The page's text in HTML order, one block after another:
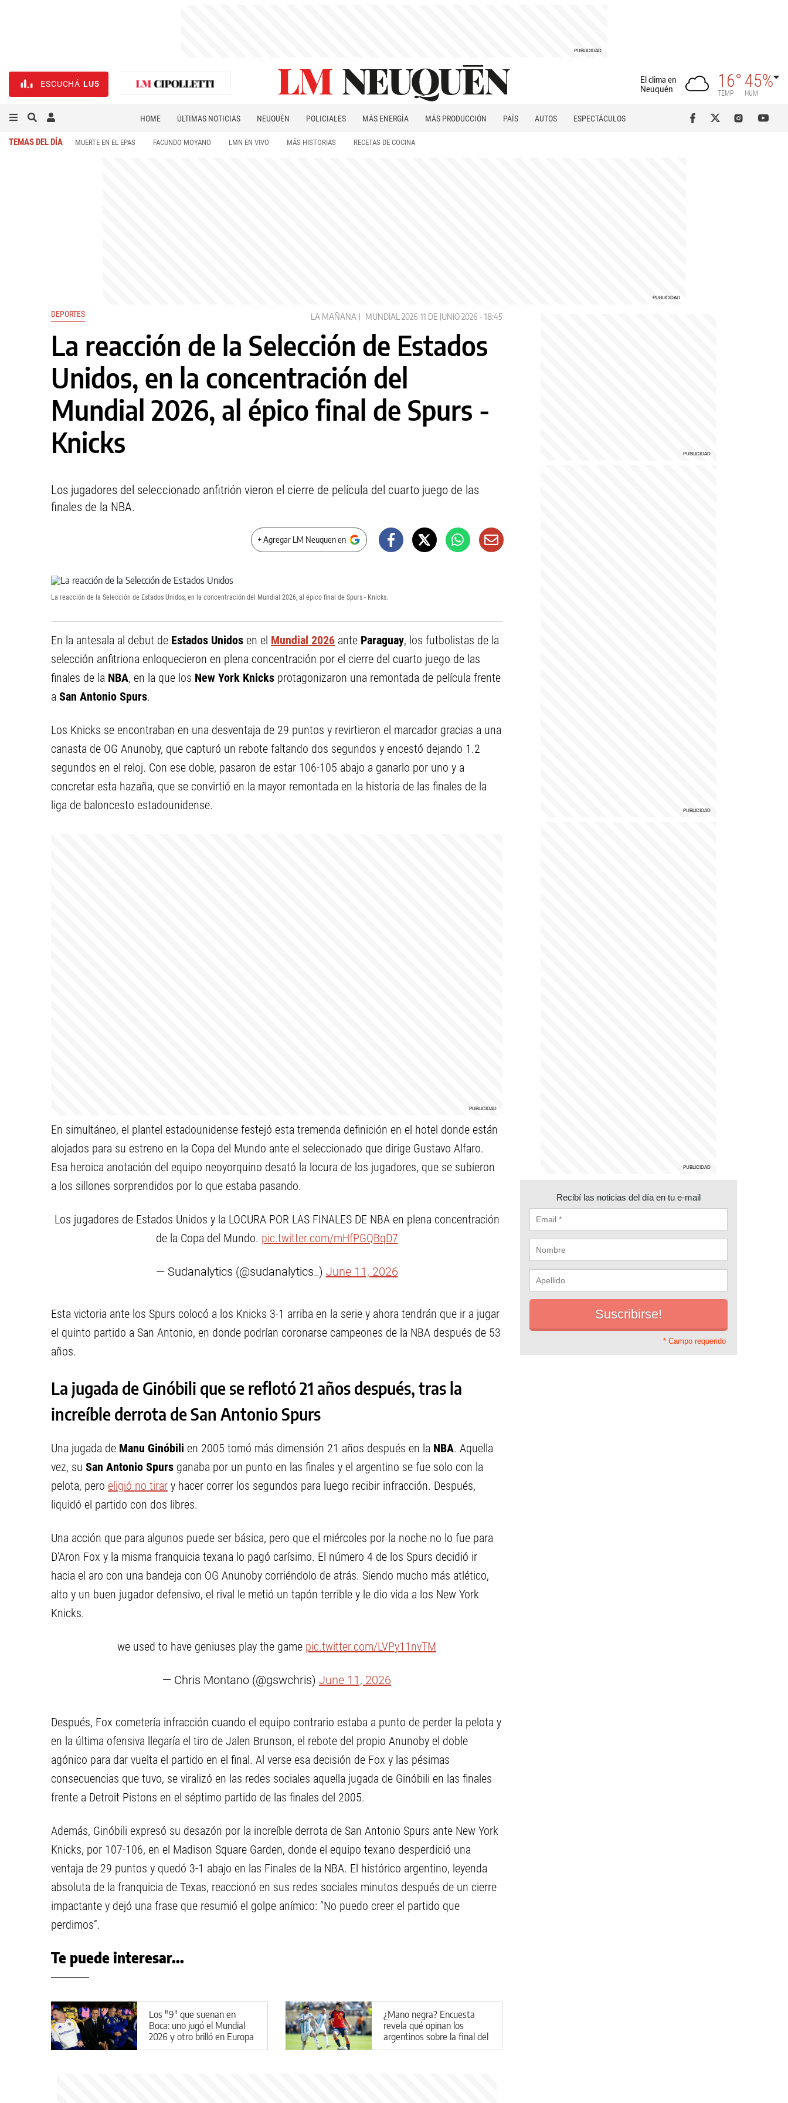
ESCUCHÁ LU5
El clima en
Neuquén
16°
TEMP
45%
HUM
HOME ÚLTIMAS NOTICIAS NEUQUÉN POLICIALES MÁS ENERGÍA MÁS PRODUCCIÓN PAÍS AUTOS
ESPECTÁCULOS
TEMAS DEL DÍA MUERTE EN EL EPAS FACUNDO MOYANO LMN EN VIVO MÁS HISTORIAS RECETAS DE COCINA
DEPORTES LA MAÑANA MUNDIAL 2026 11 DE JUNIO 2026 - 18:45
La reacción de la Selección de Estados
Unidos, en la concentración del
Mundial 2026, al épico final de Spurs -
Knicks
Los jugadores del seleccionado anfitrión vieron el cierre de película del cuarto juego de las
finales de la NBA.
+ Agregar LM Neuquen en
La reacción de la Selección de Estados Unidos, en la concentración del Mundial 2026, al épico final de Spurs - Knicks.
En la antesala al debut de Estados Unidos en el Mundial 2026 ante Paraguay, los futbolistas de la
selección anfitriona enloquecieron en plena concentración por el cierre del cuarto juego de las
finales de la NBA, en la que los New York Knicks protagonizaron una remontada de película frente
a San Antonio Spurs.
Los Knicks se encontraban en una desventaja de 29 puntos y revirtieron el marcador gracias a una
canasta de OG Anunoby, que capturó un rebote faltando dos segundos y encestó dejando 1.2
segundos en el reloj. Con ese doble, pasaron de estar 106-105 abajo a ganarlo por uno y a
concretar esta hazaña, que se convirtió en la mayor remontada en la historia de las finales de la
liga de baloncesto estadounidense.
En simultáneo, el plantel estadounidense festejó esta tremenda definición en el hotel donde están
alojados para su estreno en la Copa del Mundo ante el seleccionado que dirige Gustavo Alfaro.
Esa heroica anotación del equipo neoyorquino desató la locura de los jugadores, que se subieron
a los sillones sorprendidos por lo que estaba pasando.
Los jugadores de Estados Unidos y la LOCURA POR LAS FINALES DE NBA en plena concentración
de la Copa del Mundo. pic.twitter.com/mHfPGQBqD7
— Sudanalytics (@sudanalytics_) June 11, 2026
Esta victoria ante los Spurs colocó a los Knicks 3-1 arriba en la serie y ahora tendrán que ir a jugar
el quinto partido a San Antonio, en donde podrían coronarse campeones de la NBA después de 53
años.
La jugada de Ginóbili que se reflotó 21 años después, tras la
increíble derrota de San Antonio Spurs
Una jugada de Manu Ginóbili en 2005 tomó más dimensión 21 años después en la NBA. Aquella
vez, su San Antonio Spurs ganaba por un punto en las finales y el argentino se fue solo con la
pelota, pero eligió no tirar y hacer correr los segundos para luego recibir infracción. Después,
liquidó el partido con dos libres.
Una acción que para algunos puede ser básica, pero que el miércoles por la noche no lo fue para
D'Aron Fox y la misma franquicia texana lo pagó carísimo. El número 4 de los Spurs decidió ir
hacia el aro con una bandeja con OG Anunoby corriéndolo de atrás. Siendo mucho más atlético,
alto y un buen jugador defensivo, el rival le metió un tapón terrible y le dio vida a los New York
Knicks.
we used to have geniuses play the game pic.twitter.com/LVPy11nvTM
— Chris Montano (@gswchris) June 11, 2026
Después, Fox cometería infracción cuando el equipo contrario estaba a punto de perder la pelota y
en la última ofensiva llegaría el tiro de Jalen Brunson, el rebote del propio Anunoby el doble
agónico para dar vuelta el partido en el final. Al verse esa decisión de Fox y las pésimas
consecuencias que tuvo, se viralizó en las redes sociales aquella jugada de Ginóbili en las finales
frente a Detroit Pistons en el séptimo partido de las finales del 2005.
Además, Ginóbili expresó su desazón por la increíble derrota de San Antonio Spurs ante New York
Knicks, por 107-106, en el Madison Square Garden, donde el equipo texano desperdició una
ventaja de 29 puntos y quedó 3-1 abajo en las Finales de la NBA. El histórico argentino, leyenda
absoluta de la franquicia de Texas, reaccionó en sus redes sociales minutos después de un cierre
impactante y dejó una frase que resumió el golpe anímico: “No puedo creer el partido que
perdimos”.
Te puede interesar...
Los "9" que suenan en
Boca: uno jugó el Mundial
2026 y otro brilló en Europa
¿Mano negra? Encuesta
revela qué opinan los
argentinos sobre la final del
Mundial y las teorías
Recibí las noticias del día en tu e-mail
* Campo requerido